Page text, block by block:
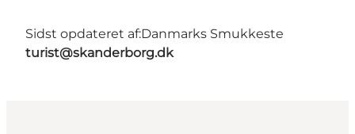
Sidst opdateret af:Danmarks Smukkeste
turist@skanderborg.dk